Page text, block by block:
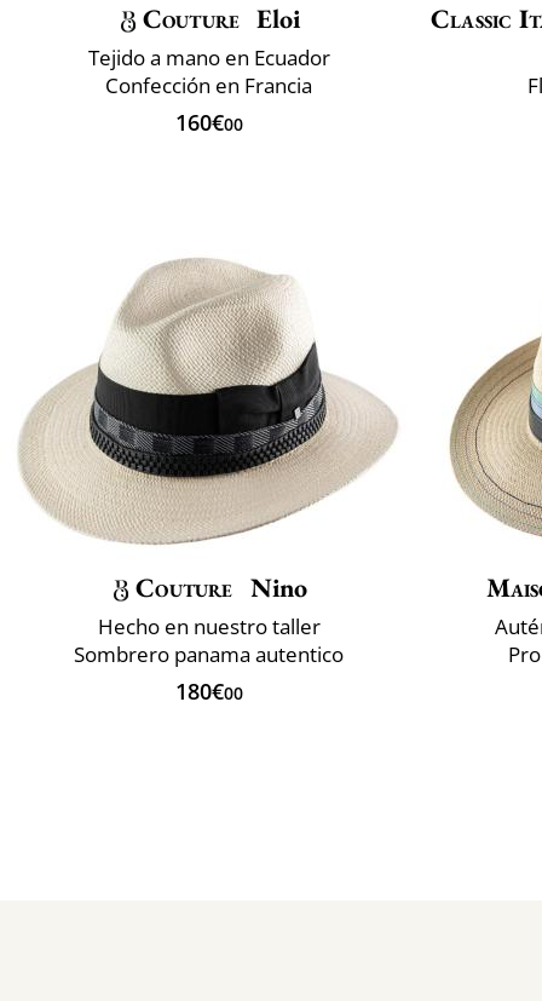
Couture Eloi
Tejido a mano en Ecuador
Confección en Francia
160€00
Classic
Couture Nino
Hecho en nuestro taller
Sombrero panama autentico
180€00